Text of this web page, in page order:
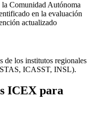
la Comunidad Autónoma
en la evaluación
actualizado
de los institutos regionales
ICASST, INSL).
ICEX para